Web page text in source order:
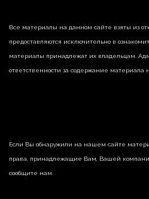
Все материалы на данном сайте взяты из
предоставляются исключительно в
материалы принадлежат их владельцам.
ответственности за содержание материала
Если Вы обнаружили на нашем сайте
права, принадлежащие Вам, Вашей
сообщите нам.